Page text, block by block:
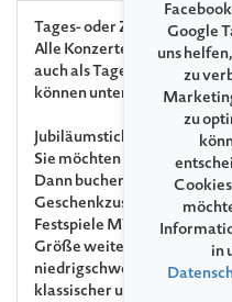
Tages- oder
Alle Konzerte im Rahmen
auch als Tages- oder
können unter dem Punkt
Jubiläumsticket
Sie möchten uns zum 35.
Dann buchen Sie gern Ihr
Geschenkzuschlag von €
Festspiele MV und sorgen
Größe weiterhin allen
niedrigschwelligen Zugang
klassischer und nicht ganz
Google
uns
zu
zu
in